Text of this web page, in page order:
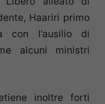
Haariri primo
con l’ausilio di
alcuni ministri
inoltre forti